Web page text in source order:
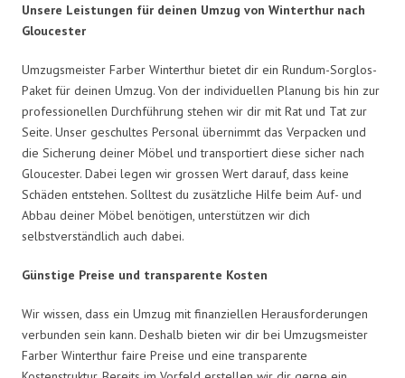
Unsere Leistungen für deinen Umzug von Winterthur nach
Gloucester
Umzugsmeister Farber Winterthur bietet dir ein Rundum-Sorglos-
Paket für deinen Umzug. Von der individuellen Planung bis hin zur
professionellen Durchführung stehen wir dir mit Rat und Tat zur
Seite. Unser geschultes Personal übernimmt das Verpacken und
die Sicherung deiner Möbel und transportiert diese sicher nach
Gloucester. Dabei legen wir grossen Wert darauf, dass keine
Schäden entstehen. Solltest du zusätzliche Hilfe beim Auf- und
Abbau deiner Möbel benötigen, unterstützen wir dich
selbstverständlich auch dabei.
Günstige Preise und transparente Kosten
Wir wissen, dass ein Umzug mit finanziellen Herausforderungen
verbunden sein kann. Deshalb bieten wir dir bei Umzugsmeister
Farber Winterthur faire Preise und eine transparente